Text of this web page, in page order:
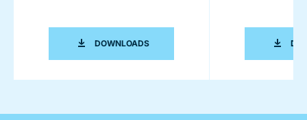
DOWNLOADSINNOVATIVE LÖSUNGEN FÜR DIE